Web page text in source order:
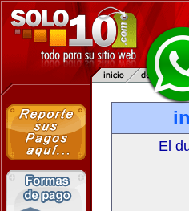
El